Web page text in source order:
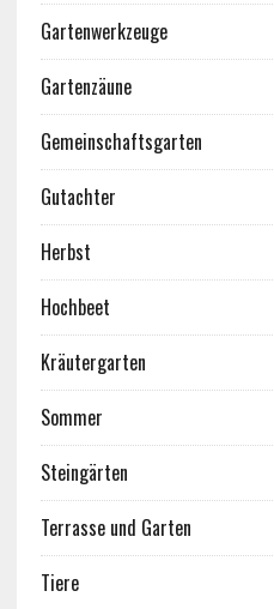
Gartenwerkzeuge
Gartenzäune
Gemeinschaftsgarten
Gutachter
Herbst
Hochbeet
Kräutergarten
Sommer
Steingärten
Terrasse und Garten
Tiere